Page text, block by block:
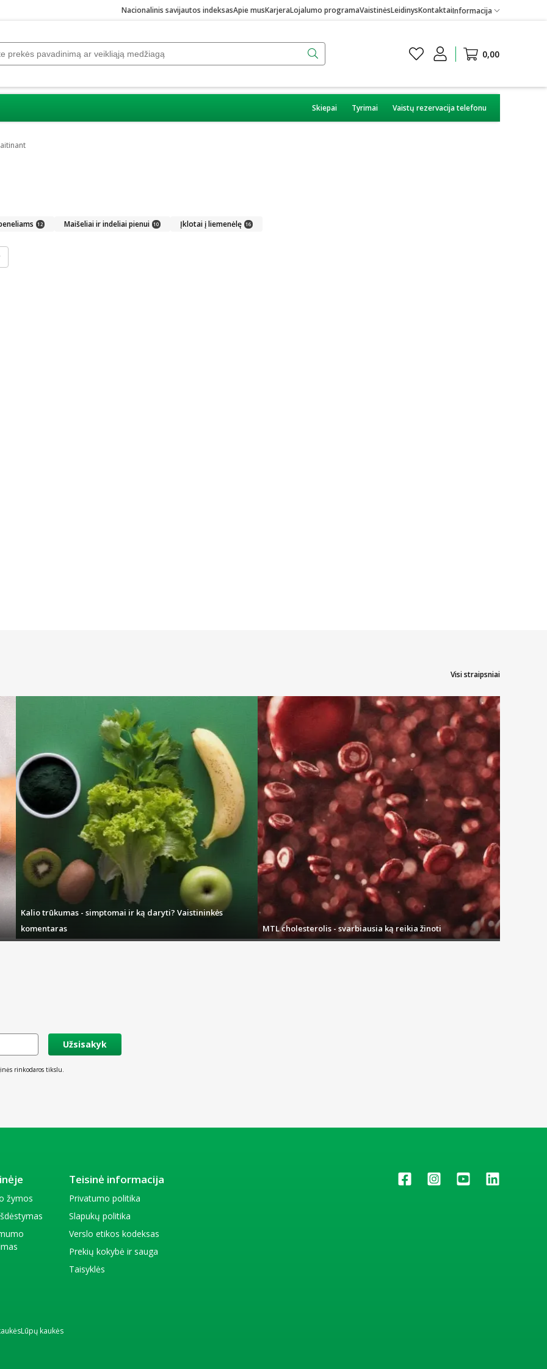
Nacionalinis savijautos indeksasApie musKarjeraLojalumo programaVaistinėsLeidinysKontaktaiInformacija
0,00
Skiepai Tyrimai Vaistų rezervacija telefonu
12 Maišeliai ir indeliai pienui 10 Įklotai į liemenėlę 16
Visi straipsniai
Kalio trūkumas - simptomai ir ką daryti? Vaistininkės
komentaras
MTL cholesterolis - svarbiausia ką reikia žinoti
Užsisakyk
rinkodaros tikslu.
žymos
Teisinė informacija
Privatumo politika
Slapukų politika
Verslo etikos kodeksas
Prekių kokybė ir sauga
Taisyklės
Lūpų kaukės